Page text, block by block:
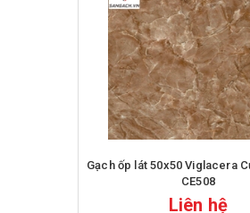
Gạch ốp lát 50x50 Viglacera Cửu Long CL
CE508
Liên hệ